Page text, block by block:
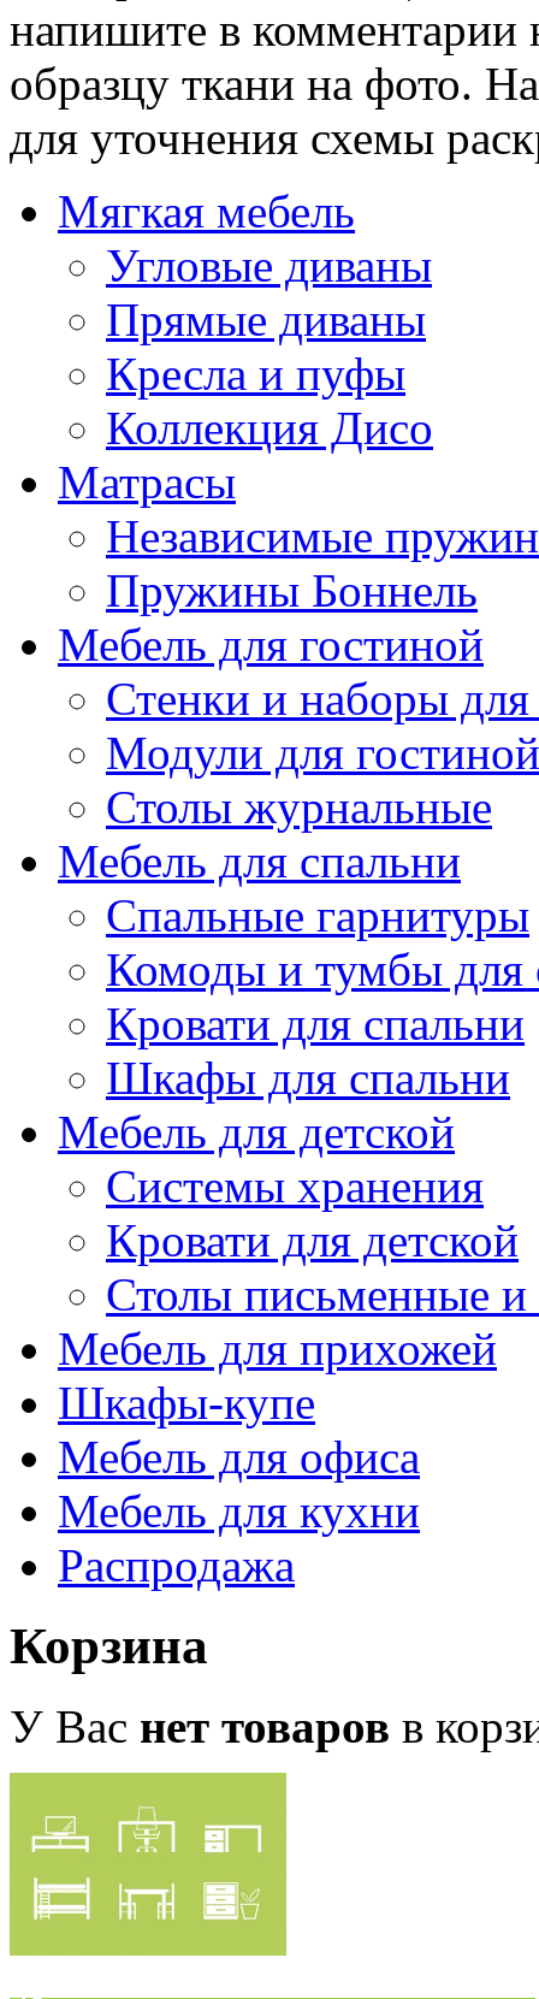
напишите в комментарии
образцу ткани на фото.
для уточнения схемы
Мягкая мебель
Угловые диваны
Прямые диваны
Кресла и пуфы
Коллекция Дисо
Матрасы
Независимые
Пружины Боннель
Мебель для гостиной
Стенки и наборы для
Модули для гостиной
Столы журнальные
Мебель для спальни
Спальные гарнитуры
Комоды и тумбы для
Кровати для спальни
Шкафы для спальни
Мебель для детской
Системы хранения
Кровати для детской
Столы письменные
Мебель для прихожей
Шкафы-купе
Мебель для офиса
Мебель для кухни
Распродажа
Корзина
У Вас нет товаров в